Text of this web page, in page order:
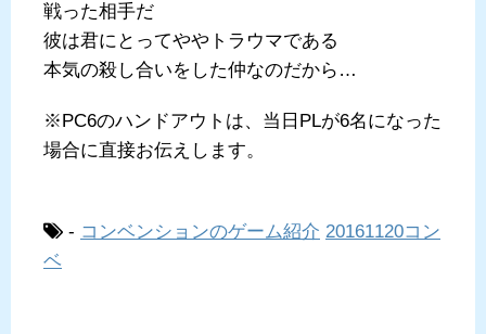
戦った相手だ
彼は君にとってややトラウマである
本気の殺し合いをした仲なのだから…
※PC6のハンドアウトは、当日PLが6名になった
場合に直接お伝えします。
- コンベンションのゲーム紹介 20161120コン
ベ